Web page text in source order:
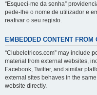
“Esqueci-me da senha”
pede-lhe o nome de utilizador e
reativar o seu registo.
EMBEDDED CONTENT FROM
“Clubeletricos.com” may include
material from external websites,
Facebook, Twitter, and similar
external sites behaves in the
website directly.